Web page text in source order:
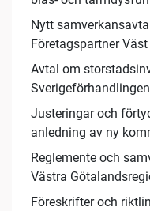
Nytt
Företagspartner Väst
Avtal om
Sverigeförhandlingen
Justeringar och
anledning av ny
Reglemente och
Västra
Föreskrifter och